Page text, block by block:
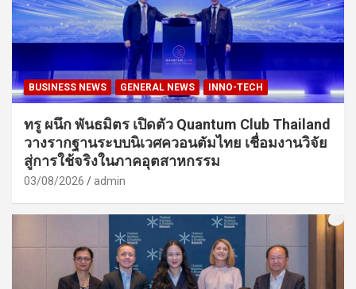
BUSINESS NEWS GENERAL NEWS INNO-TECH
ทรู ผนึก พันธมิตร เปิดตัว Quantum Club Thailand
วางรากฐานระบบนิเวศควอนตัมไทย เชื่อมงานวิจัย
สู่การใช้จริงในภาคอุตสาหกรรม
03/08/2026 admin